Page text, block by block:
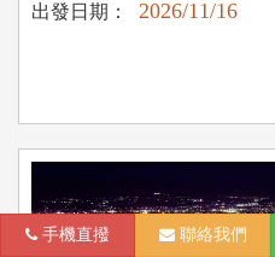
出發日期： 2026/11/16
手機直撥 聯絡我們